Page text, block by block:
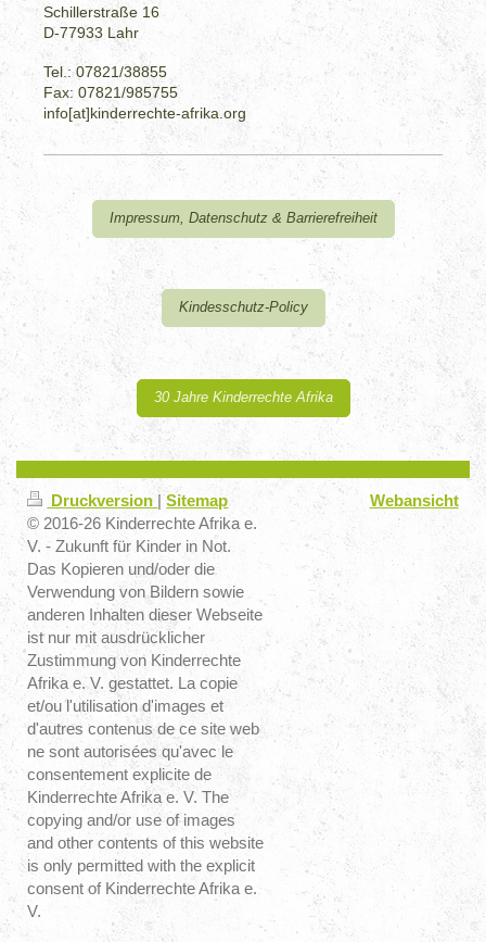
Schillerstraße 16
D-77933 Lahr
Tel.: 07821/38855
Fax: 07821/985755
info[at]kinderrechte-afrika.org
Impressum, Datenschutz & Barrierefreiheit
Kindesschutz-Policy
30 Jahre Kinderrechte Afrika
Druckversion | Sitemap
© 2016-26 Kinderrechte Afrika e.
V. - Zukunft für Kinder in Not.
Das Kopieren und/oder die
Verwendung von Bildern sowie
anderen Inhalten dieser Webseite
ist nur mit ausdrücklicher
Zustimmung von Kinderrechte
Afrika e. V. gestattet. La copie
et/ou l'utilisation d'images et
d'autres contenus de ce site web
ne sont autorisées qu'avec le
consentement explicite de
Kinderrechte Afrika e. V. The
copying and/or use of images
and other contents of this website
is only permitted with the explicit
consent of Kinderrechte Afrika e.
V.
Webansicht